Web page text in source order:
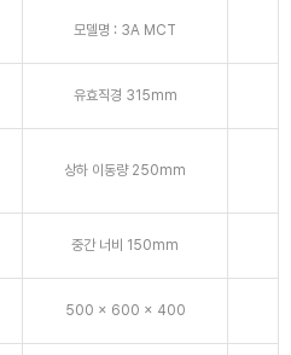
모델명 : 3A MCT
유효직경 315mm
상하 이동량 250mm
중간 너비 150mm
500 x 600 x 400